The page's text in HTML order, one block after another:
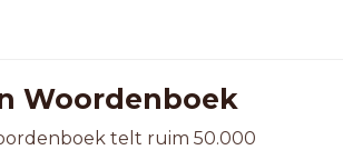
Woordenboek
telt ruim 50.000